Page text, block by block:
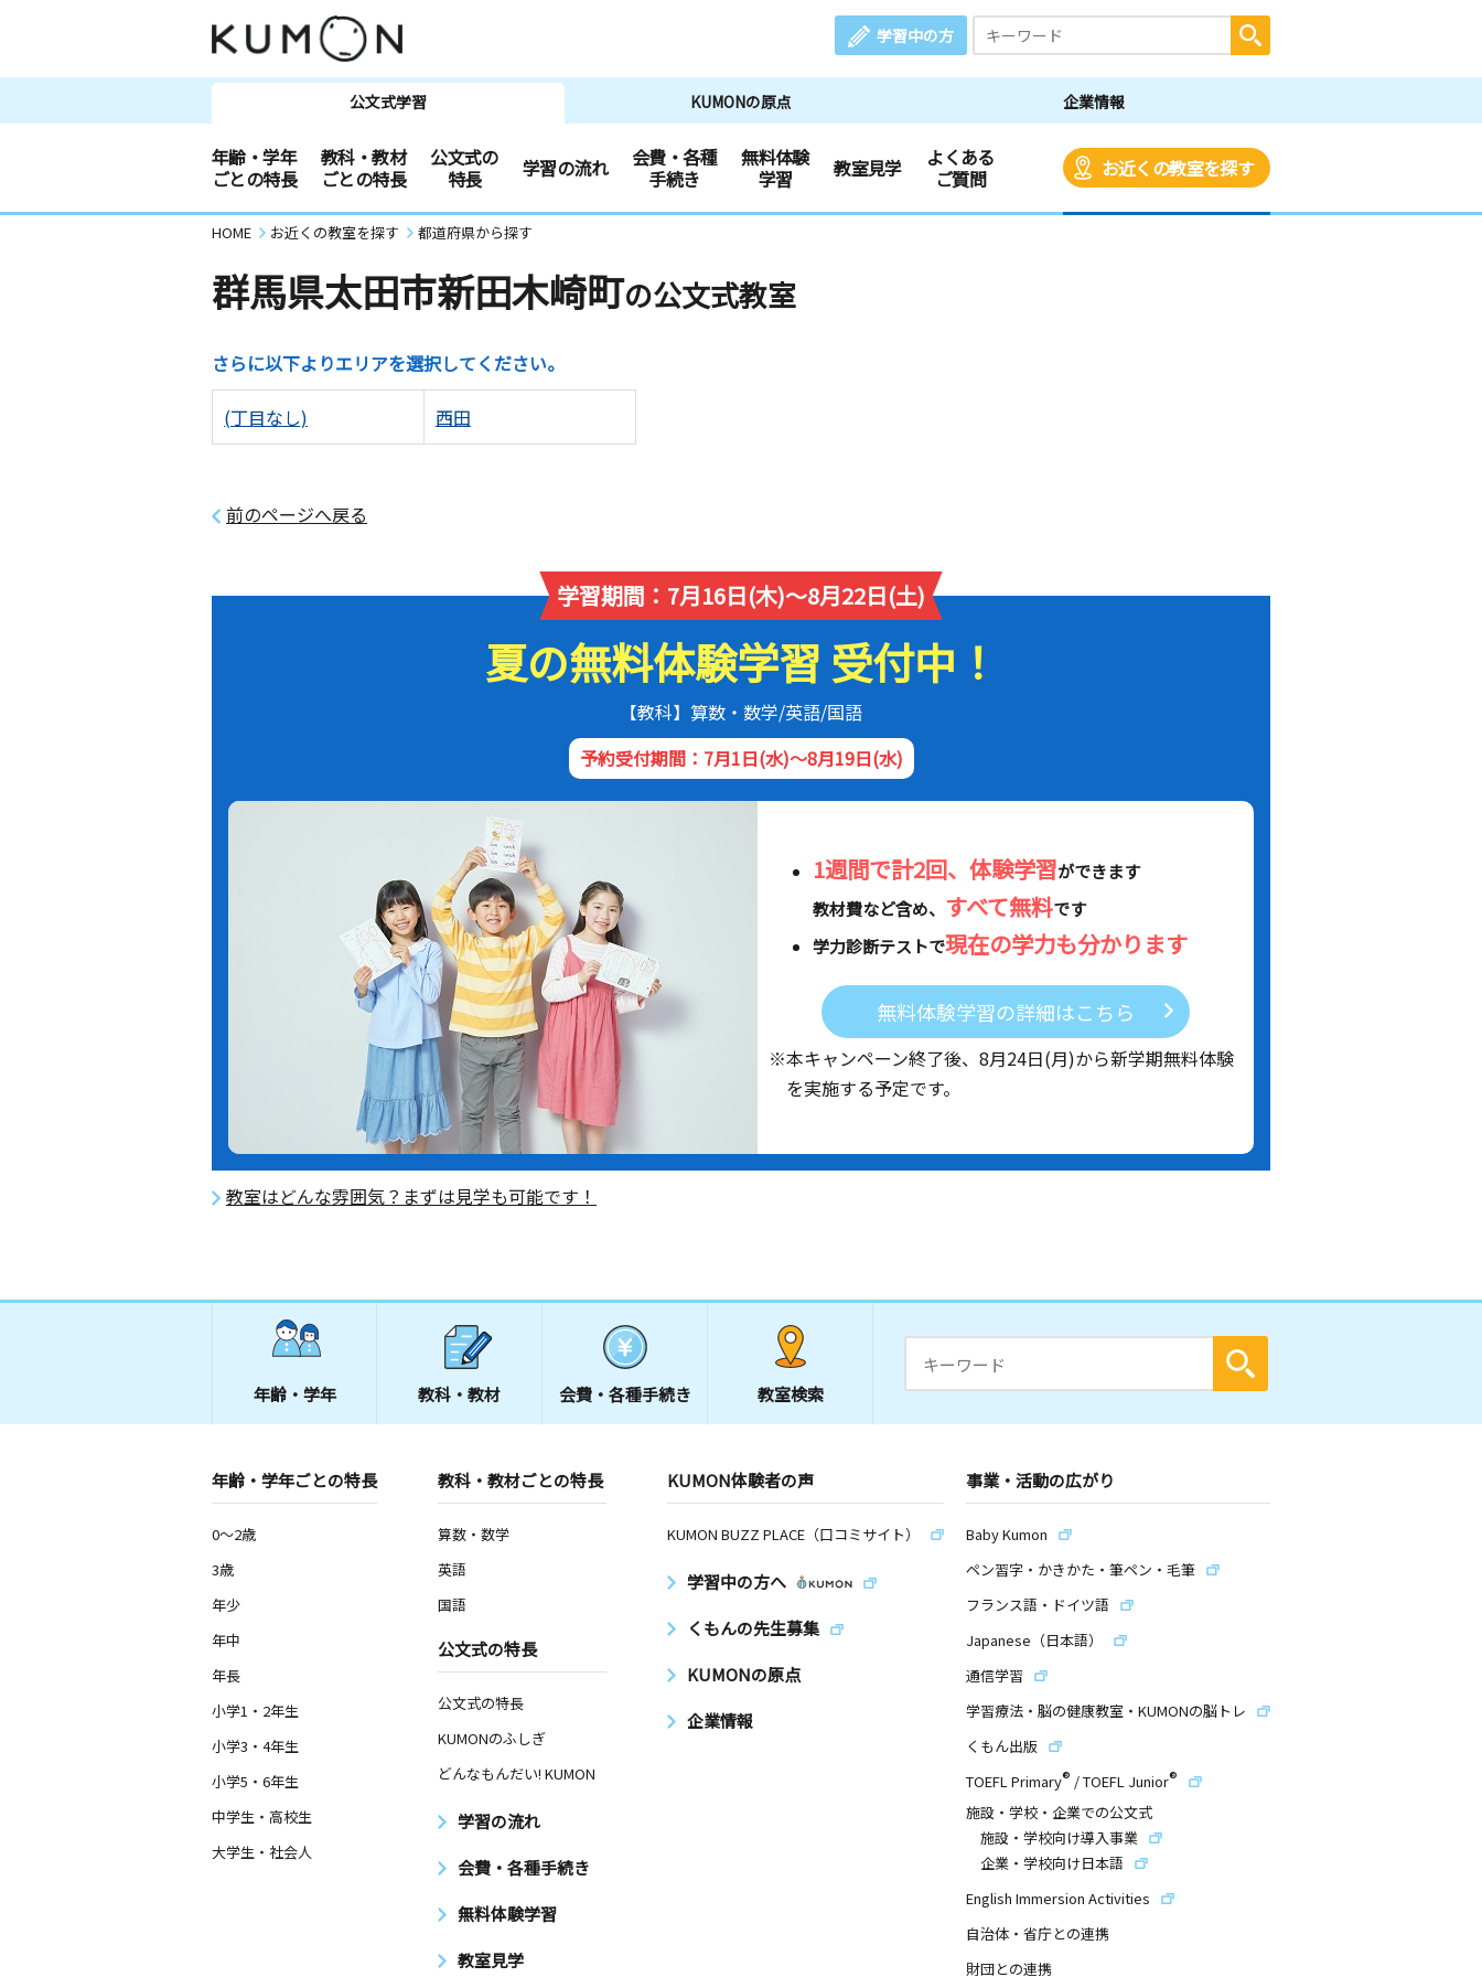
学習中の方
公文式学習 KUMONの原点 企業情報
年齢・学年
ごとの特長
教科・教材
ごとの特長
公文式の
特長
学習の流れ
会費・各種
手続き
無料体験
学習
教室見学
よくある
ご質問
お近くの教室を探す
HOME お近くの教室を探す 都道府県から探す
群馬県太田市新田木崎町の公文式教室
さらに以下よりエリアを選択してください。
(丁目なし) 西田
前のページへ戻る
学習期間：7月16日(木)～8月22日(土)
夏の無料体験学習 受付中！
【教科】算数・数学/英語/国語
予約受付期間：7月1日(水)～8月19日(水)
1週間で計2回、体験学習ができます
教材費など含め、 すべて無料です
学力診断テストで現在の学力も分かります
無料体験学習の詳細はこちら
※本キャンペーン終了後、 8月24日(月)から新学期無料体験
を実施する予定です。
教室はどんな雰囲気？まずは見学も可能です！
年齢・学年 教科・教材 会費・ 各種手続き 教室検索
年齢・学年ごとの特長
0～2歳
3歳
年少
年中
年長
小学1・2年生
小学3・4年生
小学5・6年生
中学生・高校生
大学生・社会人
教科・教材ごとの特長
算数・数学
英語
国語
公文式の特長
公文式の特長
KUMONのふしぎ
どんなもんだい! KUMON
学習の流れ
会費・各種手続き
無料体験学習
教室見学
KUMON体験者の声
KUMON BUZZ PLACE（口コミサイト）
学習中の方へ
くもんの先生募集
KUMONの原点
企業情報
事業・活動の広がり
Baby Kumon
ペン習字・かきかた・筆ペン・毛筆
フランス語・ドイツ語
Japanese（日本語）
通信学習
学習療法・脳の健康教室・KUMONの脳トレ
くもん出版
TOEFL Primary® /TOEFL Junior®
施設・学校・企業での公文式
施設・学校向け導入事業
企業・学校向け日本語
English Immersion Activities
自治体・省庁との連携
財団との連携